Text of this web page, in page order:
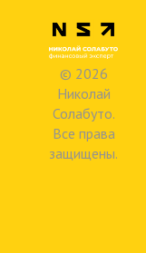
© 2026
Николай
Солабуто.
Все права
защищены.